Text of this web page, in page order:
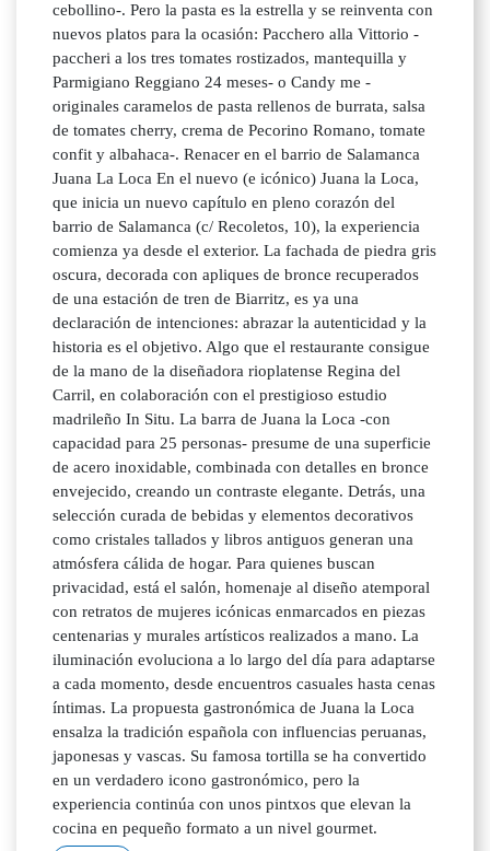
cebollino-. Pero la pasta es la estrella y se reinventa con
nuevos platos para la ocasión: Pacchero alla Vittorio -
paccheri a los tres tomates rostizados, mantequilla y
Parmigiano Reggiano 24 meses- o Candy me -
originales caramelos de pasta rellenos de burrata, salsa
de tomates cherry, crema de Pecorino Romano, tomate
confit y albahaca-. Renacer en el barrio de Salamanca
Juana La Loca En el nuevo (e icónico) Juana la Loca,
que inicia un nuevo capítulo en pleno corazón del
barrio de Salamanca (c/ Recoletos, 10), la experiencia
comienza ya desde el exterior. La fachada de piedra gris
oscura, decorada con apliques de bronce recuperados
de una estación de tren de Biarritz, es ya una
declaración de intenciones: abrazar la autenticidad y la
historia es el objetivo. Algo que el restaurante consigue
de la mano de la diseñadora rioplatense Regina del
Carril, en colaboración con el prestigioso estudio
madrileño In Situ. La barra de Juana la Loca -con
capacidad para 25 personas- presume de una superficie
de acero inoxidable, combinada con detalles en bronce
envejecido, creando un contraste elegante. Detrás, una
selección curada de bebidas y elementos decorativos
como cristales tallados y libros antiguos generan una
atmósfera cálida de hogar. Para quienes buscan
privacidad, está el salón, homenaje al diseño atemporal
con retratos de mujeres icónicas enmarcados en piezas
centenarias y murales artísticos realizados a mano. La
iluminación evoluciona a lo largo del día para adaptarse
a cada momento, desde encuentros casuales hasta cenas
íntimas. La propuesta gastronómica de Juana la Loca
ensalza la tradición española con influencias peruanas,
japonesas y vascas. Su famosa tortilla se ha convertido
en un verdadero icono gastronómico, pero la
experiencia continúa con unos pintxos que elevan la
cocina en pequeño formato a un nivel gourmet.